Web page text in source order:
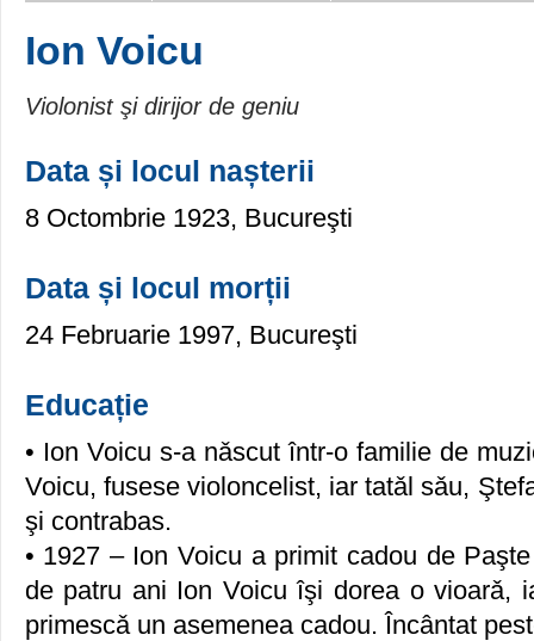
Ion Voicu
Violonist şi dirijor de geniu
Data și locul nașterii
8 Octombrie 1923, Bucureşti
Data și locul morții
24 Februarie 1997, Bucureşti
Educație
• Ion Voicu s-a nǎscut într-o familie de
Voicu, fusese violoncelist, iar tatǎl sǎu,
şi contrabas.
• 1927 – Ion Voicu a primit cadou de
de patru ani Ion Voicu îşi dorea o vioarǎ,
primescǎ un asemenea cadou. Încântat